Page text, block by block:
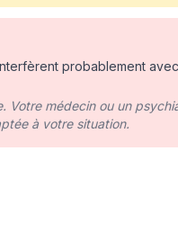
probablement
Votre médecin ou un
à votre situation.